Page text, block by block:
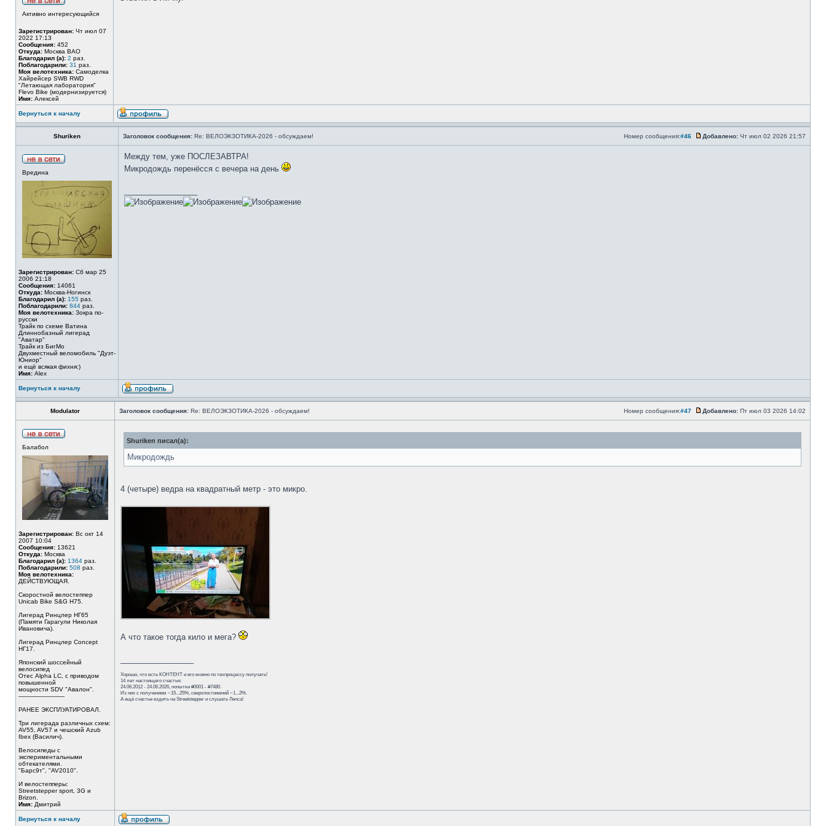
Активно интересующийся
Зарегистрирован: Чт июл 07
2022 17:13
Сообщения: 452
Откуда: Москва ВАО
Благодарил (а): 2 раз.
Поблагодарили: 31 раз.
Моя велотехника: Самоделка
Хайрейсер SWB RWD
"Летающая лаборатория"
Flevo Bike (модернизируется)
Имя: Алексей
Вернуться к началу
Shuriken Заголовок сообщения: Re: ВЕЛОЭКЗОТИКА-2026 - обсуждаем! Номер сообщения:#46 Добавлено: Чт июл 02 2026 21:57
Вредина
Зарегистрирован: Сб мар 25
2006 21:18
Сообщения: 14061
Откуда: Москва-Ногинск
Благодарил (а): 155 раз.
Поблагодарили: 844 раз.
Моя велотехника: Зокра по-
русски
Трайк по схеме Ватина
Длиннобазный лигерад
"Аватар"
Трайк из БигМо
Двухместный веломобиль "Дуэт-
Юниор"
и ещё всякая фихня:)
Имя: Alex
Между тем, уже ПОСЛЕЗАВТРА!
Микродождь перенёсся с вечера на день
Вернуться к началу
Modulator Заголовок сообщения: Re: ВЕЛОЭКЗОТИКА-2026 - обсуждаем! Номер сообщения:#47 Добавлено: Пт июл 03 2026 14:02
Балабол
Зарегистрирован: Вс окт 14
2007 10:04
Сообщения: 13621
Откуда: Москва
Благодарил (а): 1364 раз.
Поблагодарили: 508 раз.
Моя велотехника:
ДЕЙСТВУЮЩАЯ.
Скоростной велостеппер
Unicab Bike S&G Н75.
Лигерад Ринцлер НГ65
(Памяти Гарагули Николая
Ивановича).
Лигерад Ринцлер Concept
НГ17.
Японский шоссейный
велосипед
Отес Alpha LC, с приводом
повышенной
мощности SDV "Авалон".
-------------------------
РАНЕЕ ЭКСПЛУАТИРОВАЛ.
Три лигерада различных схем:
AV55, AV57 и чешский Azub
Ibex (Василич).
Велосипеды с
экспериментальными
обтекателями.
"Барс9т", "AV2010".
И велостепперы:
Streetstepper sport, 3G и
Brizon.
Имя: Дмитрий
Shuriken писал(а):
Микродождь
4 (четыре) ведра на квадратный метр - это микро.
А что такое тогда кило и мега?
Хорошо, что есть КОНТЕНТ и его можно по техпроцессу получать!
14 лет настоящего счастья:
24.06.2012 - 24.06.2026, попытки #0001 - #7480.
Из них с получением ~15...25%, сверхпостижений ~1...2%.
А ещё счастье ездить на Streetstepper и слушать Лепса!
Вернуться к началу